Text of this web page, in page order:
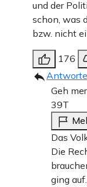
und der
schon, was
bzw. nicht
176
Geh
39T
Das
Die
ging auf.